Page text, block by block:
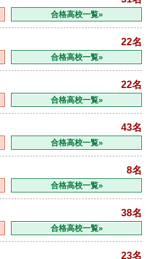
合格高校一覧»
22名
合格高校一覧»
22名
合格高校一覧»
43名
合格高校一覧»
8名
合格高校一覧»
38名
合格高校一覧»
23名